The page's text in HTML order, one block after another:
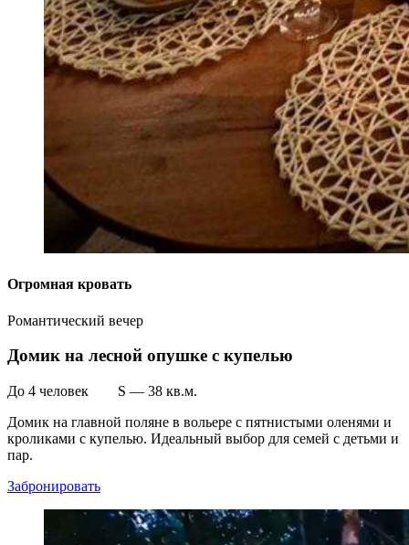
Огромная кровать
Романтический вечер
Домик на лесной опушке с купелью
До 4 человек S — 38 кв.м.
Домик на главной поляне в вольере с пятнистыми оленями и
кроликами с купелью. Идеальный выбор для семей с детьми и
пар.
Забронировать